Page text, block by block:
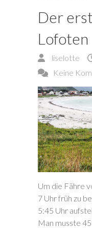
Der
Lofoten
liselotte
Keine
Um die Fähre
7 Uhr früh zu
5:45 Uhr
Man musste